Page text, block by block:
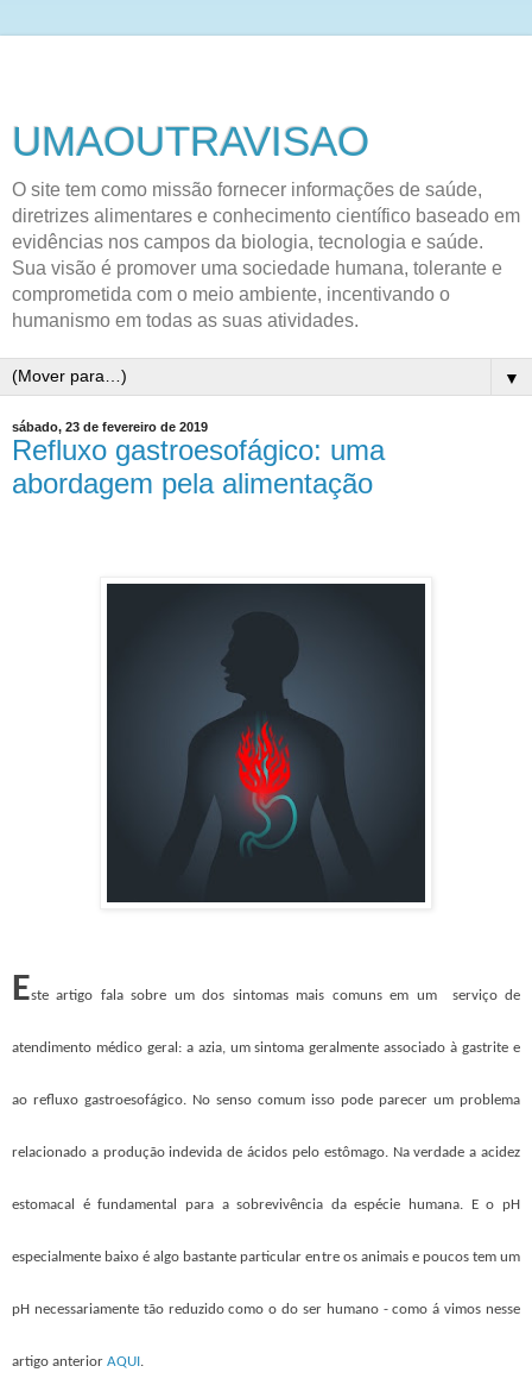
UMAOUTRAVISAO
O site tem como missão fornecer informações de saúde,
diretrizes alimentares e conhecimento científico baseado em
evidências nos campos da biologia, tecnologia e saúde.
Sua visão é promover uma sociedade humana, tolerante e
comprometida com o meio ambiente, incentivando o
humanismo em todas as suas atividades.
▼
sábado, 23 de fevereiro de 2019
Refluxo gastroesofágico: uma
abordagem pela alimentação
Este artigo fala sobre um dos sintomas mais comuns em um serviço de
atendimento médico geral: a azia, um sintoma geralmente associado à gastrite e
ao refluxo gastroesofágico. No senso comum isso pode parecer um problema
relacionado a produção indevida de ácidos pelo estômago. Na verdade a acidez
estomacal é fundamental para a sobrevivência da espécie humana. E o pH
especialmente baixo é algo bastante particular entre os animais e poucos tem um
pH necessariamente tão reduzido como o do ser humano - como á vimos nesse
artigo anterior AQUI.